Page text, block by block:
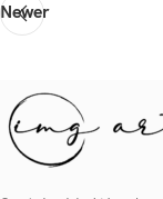
Newer